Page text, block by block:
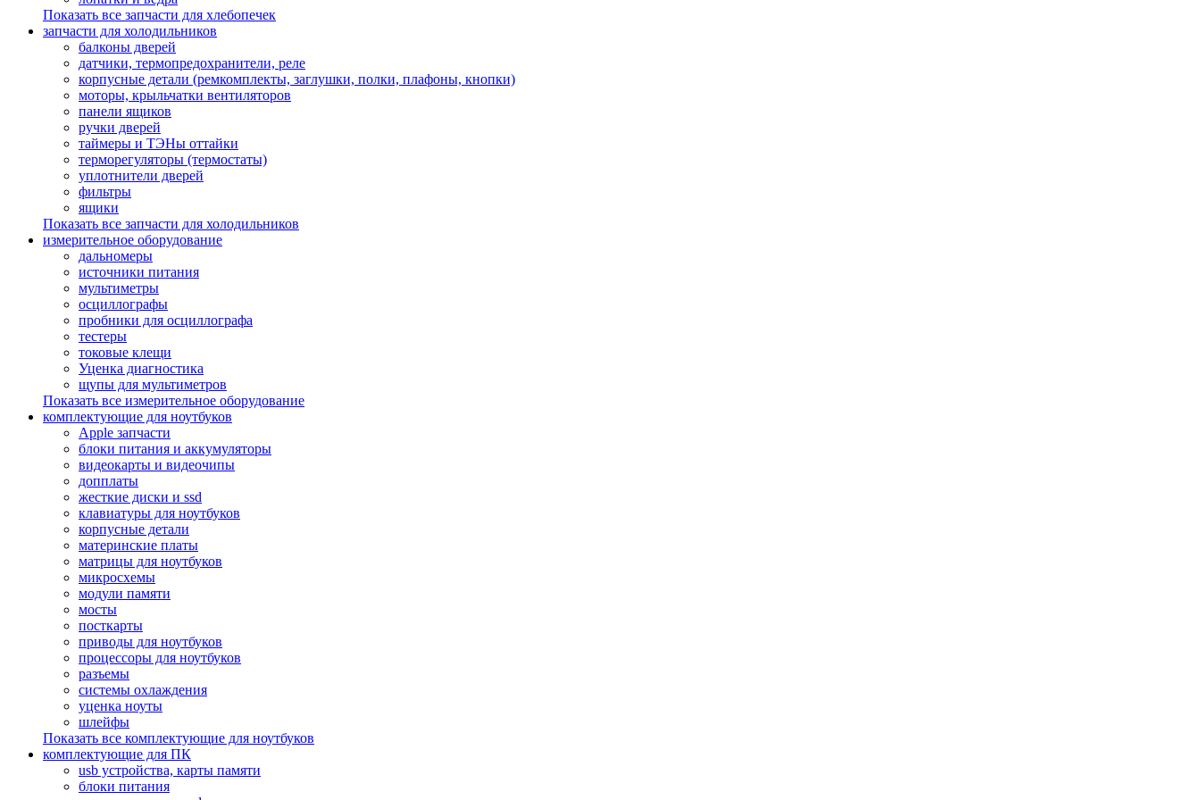
Показать все запчасти для хлебопечек
запчасти для холодильников
балконы дверей
датчики, термопредохранители, реле
корпусные детали (ремкомплекты, заглушки, полки, плафоны, кнопки)
моторы, крыльчатки вентиляторов
панели ящиков
ручки дверей
таймеры и ТЭНы оттайки
терморегуляторы (термостаты)
уплотнители дверей
фильтры
ящики
Показать все запчасти для холодильников
измерительное оборудование
дальномеры
источники питания
мультиметры
осциллографы
пробники для осциллографа
тестеры
токовые клещи
Уценка диагностика
щупы для мультиметров
Показать все измерительное оборудование
комплектующие для ноутбуков
Apple запчасти
блоки питания и аккумуляторы
видеокарты и видеочипы
допплаты
жесткие диски и ssd
клавиатуры для ноутбуков
корпусные детали
материнские платы
матрицы для ноутбуков
микросхемы
модули памяти
мосты
посткарты
приводы для ноутбуков
процессоры для ноутбуков
разъемы
системы охлаждения
уценка ноуты
шлейфы
Показать все комплектующие для ноутбуков
комплектующие для ПК
usb устройства, карты памяти
блоки питания